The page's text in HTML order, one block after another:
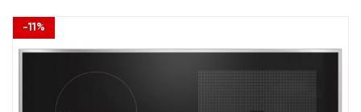
-11%